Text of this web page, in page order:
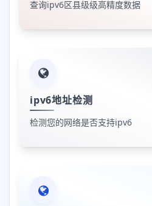
查询ipv6区县级级高精度数据
ipv6地址检测
检测您的网络是否支持ipv6